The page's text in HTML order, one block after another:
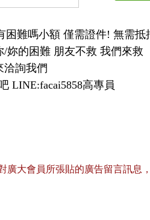
困難嗎小額 僅需證件! 無需抵
妳的困難 朋友不救 我們來救
洽詢我們
LINE:facai5858高專員
廣大會員所張貼的廣告留言訊息